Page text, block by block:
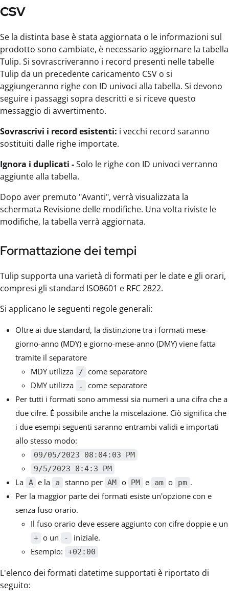
CSV
Se la distinta base è stata aggiornata o le informazioni sul
prodotto sono cambiate, è necessario aggiornare la tabella
Tulip. Si sovrascriveranno i record presenti nelle tabelle
Tulip da un precedente caricamento CSV o si
aggiungeranno righe con ID univoci alla tabella. Si devono
seguire i passaggi sopra descritti e si riceve questo
messaggio di avvertimento.
Sovrascrivi i record esistenti: i vecchi record saranno
sostituiti dalle righe importate.
Ignora i duplicati -Solo le righe con ID univoci verranno
aggiunte alla tabella.
Dopo aver premuto "Avanti", verrà visualizzata la
schermata Revisione delle modifiche. Una volta riviste le
modifiche, la tabella verrà aggiornata.
Formattazione dei tempi
Tulip supporta una varietà di formati per le date e gli orari,
compresi gli standard ISO8601 e RFC 2822.
Si applicano le seguenti regole generali:
Oltre ai due standard, la distinzione tra i formati mese-
giorno-anno (MDY) e giorno-mese-anno (DMY) viene fatta
tramite il separatore
MDY utilizza
/ come separatore
DMY utilizza
.
come separatore
Per tutti i formati sono ammessi sia numeri a una cifra che a
due cifre. È possibile anche la miscelazione. Ciò significa che
i due esempi seguenti saranno entrambi validi e importati
allo stesso modo:
09/05/2023 08:04:03 PM
9/5/2023 8:4:3 PM
La A e la a stanno per AM o PM e am o pm .
Per la maggior parte dei formati esiste un'opzione con e
senza fuso orario.
Il fuso orario deve essere aggiunto con cifre doppie e un
+ o un -
iniziale.
Esempio:
+02:00
L'elenco dei formati datetime supportati è riportato di
seguito: